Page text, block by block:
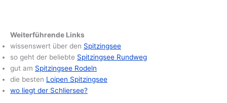
Weiterführende Links
wissenswert über den Spitzingsee
so geht der beliebte Spitzingsee Rundweg
gut am Spitzingsee Rodeln
die besten Loipen Spitzingsee
wo liegt der Schliersee?